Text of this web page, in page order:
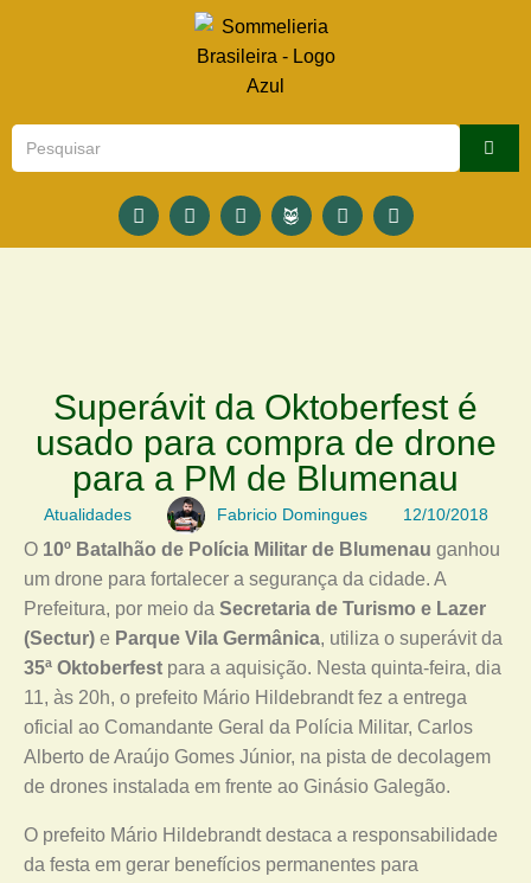
Superávit da Oktoberfest é
usado para compra de drone
para a PM de Blumenau
Atualidades Fabricio Domingues 12/10/2018
O 10º Batalhão de Polícia Militar de Blumenau ganhou
um drone para fortalecer a segurança da cidade. A
Prefeitura, por meio da Secretaria de Turismo e Lazer
(Sectur) e Parque Vila Germânica, utiliza o superávit da
35ª Oktoberfest para a aquisição. Nesta quinta-feira, dia
11, às 20h, o prefeito Mário Hildebrandt fez a entrega
oficial ao Comandante Geral da Polícia Militar, Carlos
Alberto de Araújo Gomes Júnior, na pista de decolagem
de drones instalada em frente ao Ginásio Galegão.
O prefeito Mário Hildebrandt destaca a responsabilidade
da festa em gerar benefícios permanentes para